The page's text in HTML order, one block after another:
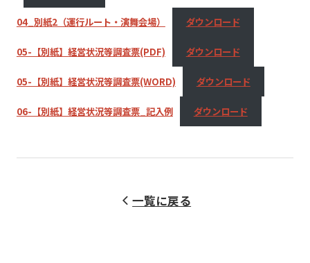
04_別紙2（運行ルート・演舞会場） ダウンロード
05-【別紙】経営状況等調査票(PDF) ダウンロード
05-【別紙】経営状況等調査票(WORD) ダウンロード
06-【別紙】経営状況等調査票_記入例 ダウンロード
一覧に戻る